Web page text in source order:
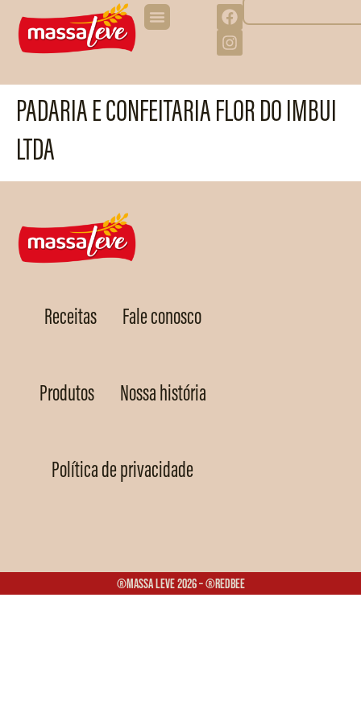
PADARIA E CONFEITARIA FLOR DO IMBUI
LTDA
Receitas Fale conosco
Produtos Nossa história
Política de privacidade
®Massa Leve 2026 – ®Redbee